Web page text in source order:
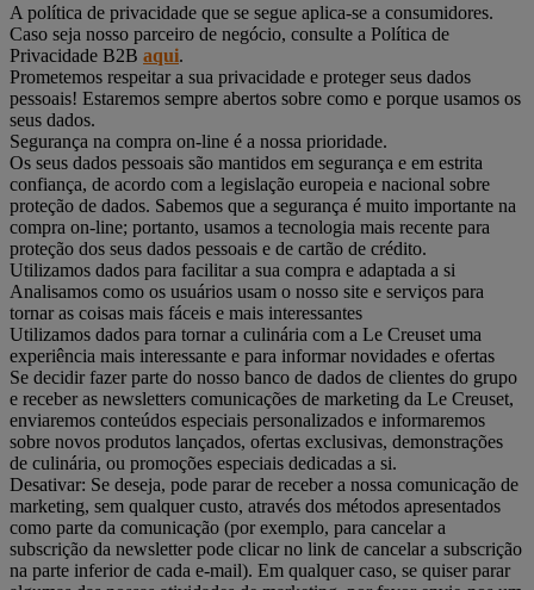
A política de privacidade que se segue aplica-se a consumidores.
Caso seja nosso parceiro de negócio, consulte a Política de
Privacidade B2B aqui.
Prometemos respeitar a sua privacidade e proteger seus dados
pessoais! Estaremos sempre abertos sobre como e porque usamos os
seus dados.
Segurança na compra on-line é a nossa prioridade.
Os seus dados pessoais são mantidos em segurança e em estrita
confiança, de acordo com a legislação europeia e nacional sobre
proteção de dados. Sabemos que a segurança é muito importante na
compra on-line; portanto, usamos a tecnologia mais recente para
proteção dos seus dados pessoais e de cartão de crédito.
Utilizamos dados para facilitar a sua compra e adaptada a si
Analisamos como os usuários usam o nosso site e serviços para
tornar as coisas mais fáceis e mais interessantes
Utilizamos dados para tornar a culinária com a Le Creuset uma
experiência mais interessante e para informar novidades e ofertas
Se decidir fazer parte do nosso banco de dados de clientes do grupo
e receber as newsletters comunicações de marketing da Le Creuset,
enviaremos conteúdos especiais personalizados e informaremos
sobre novos produtos lançados, ofertas exclusivas, demonstrações
de culinária, ou promoções especiais dedicadas a si.
Desativar: Se deseja, pode parar de receber a nossa comunicação de
marketing, sem qualquer custo, através dos métodos apresentados
como parte da comunicação (por exemplo, para cancelar a
subscrição da newsletter pode clicar no link de cancelar a subscrição
na parte inferior de cada e-mail). Em qualquer caso, se quiser parar